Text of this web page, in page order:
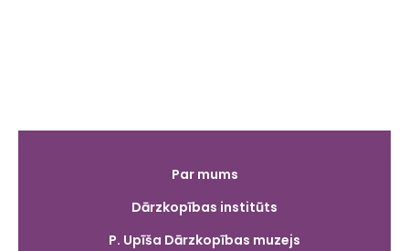
Par mums
Dārzkopības institūts
P. Upīša Dārzkopības muzejs